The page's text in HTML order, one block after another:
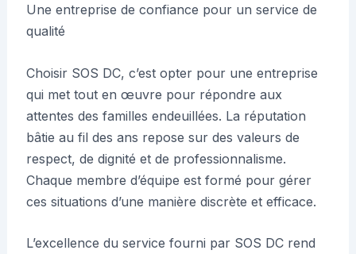
Une entreprise de confiance pour un service de
qualité
Choisir SOS DC, c’est opter pour une entreprise
qui met tout en œuvre pour répondre aux
attentes des familles endeuillées. La réputation
bâtie au fil des ans repose sur des valeurs de
respect, de dignité et de professionnalisme.
Chaque membre d’équipe est formé pour gérer
ces situations d’une manière discrète et efficace.
L’excellence du service fourni par SOS DC rend